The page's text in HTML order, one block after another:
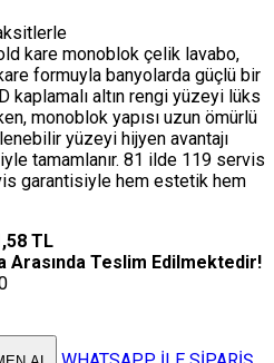
kare monoblok çelik lavabo,
formuyla banyolarda güçlü bir
kaplamalı altın rengi yüzeyi lüks
monoblok yapısı uzun ömürlü
yüzeyi hijyen avantajı
tamamlanır. 81 ilde 119 servis
garantisiyle hem estetik hem
TL
Arasında Teslim Edilmektedir!